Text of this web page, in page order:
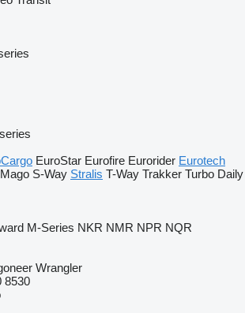
EuroStar Eurofire Eurorider Eurotech
Mago S-Way Stralis T-Way Trakker Turbo Daily
M-Series NKR NMR NPR NQR
Wrangler
8530